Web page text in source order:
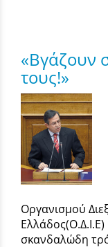
«Βγάζουν
τους!»
Οργανισμού
σκανδαλώδη